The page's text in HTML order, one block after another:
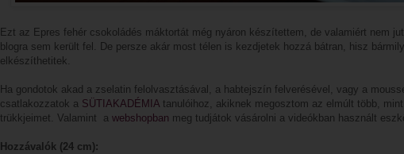
Ezt az Epres fehér csokoládés máktortát még nyáron készítettem, de valamiért nem
blogra sem került fel. De persze akár most télen is kezdjetek hozzá bátran, hisz
elkészíthetitek.
Ha gondotok akad a zselatin felolvasztásával, a habtejszín felverésével, vagy a
csatlakozzatok a SÜTIAKADÉMIA tanulóihoz, akiknek megosztom az elmúlt több,
trükkjeimet. Valamint a webshopban meg tudjátok vásárolni a videókban használt
Hozzávalók (24 cm):